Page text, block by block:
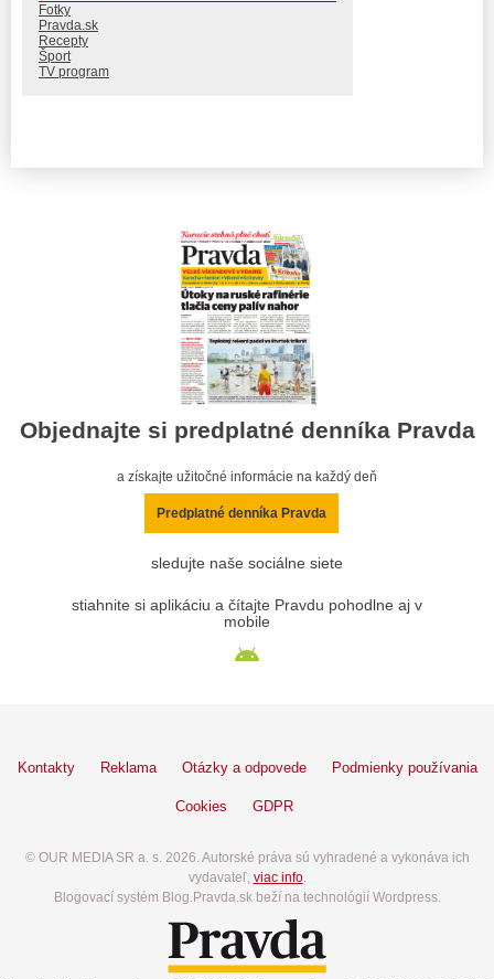
Fotky
Pravda.sk
Recepty
Šport
TV program
Objednajte si predplatné denníka Pravda
a získajte užitočné informácie na každý deň
Predplatné denníka Pravda
sledujte naše sociálne siete
stiahnite si aplikáciu a čítajte Pravdu pohodlne aj v
mobile
Kontakty Reklama Otázky a odpovede Podmienky používania
Cookies GDPR
© OUR MEDIA SR a. s. 2026. Autorské práva sú vyhradené a vykonáva ich
vydavateľ, viac info.
Blogovací systém Blog.Pravda.sk beží na technológií Wordpress.